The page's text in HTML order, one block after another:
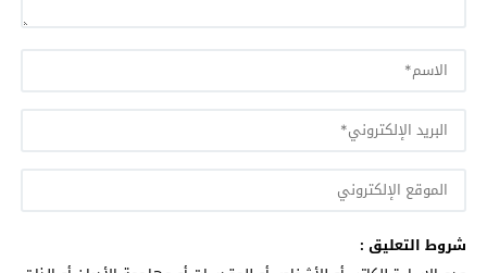
شروط التعليق :